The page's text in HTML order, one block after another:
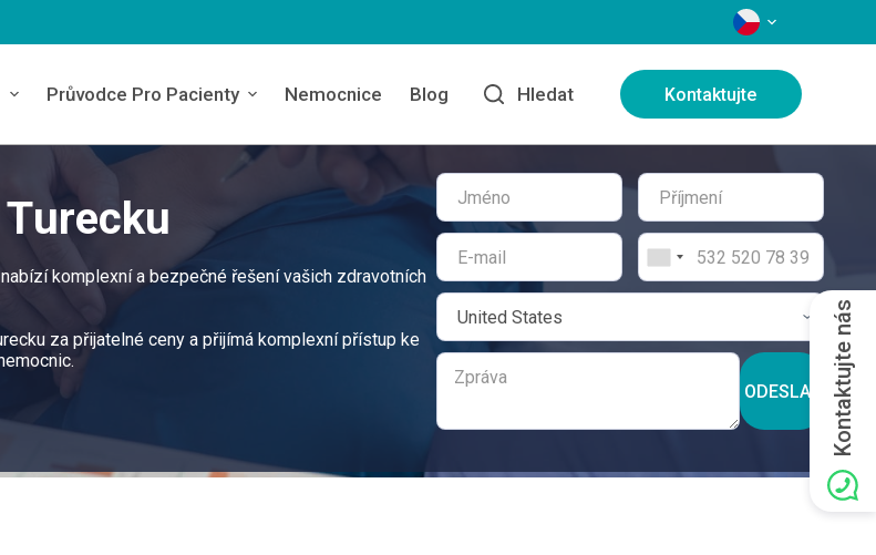
JAZYKY
Průvodce Pro Pacienty Nemocnice Blog Hledat Kontaktujte
komplexní a bezpečné řešení vašich zdravotních
za přijatelné ceny a přijímá komplexní přístup ke
ODESLAT Kontaktujte nás